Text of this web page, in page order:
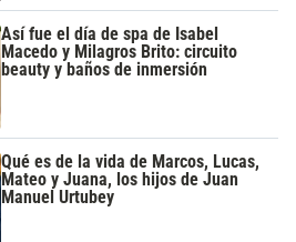
Así fue el día de spa de Isabel
Macedo y Milagros Brito: circuito
beauty y baños de inmersión
Qué es de la vida de Marcos, Lucas,
Mateo y Juana, los hijos de Juan
Manuel Urtubey